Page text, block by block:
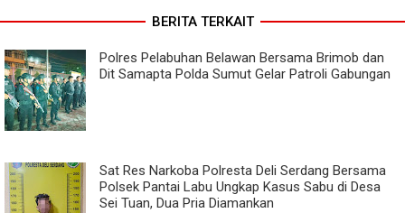
BERITA TERKAIT
Polres Pelabuhan Belawan Bersama Brimob dan
Dit Samapta Polda Sumut Gelar Patroli Gabungan
Sat Res Narkoba Polresta Deli Serdang Bersama
Polsek Pantai Labu Ungkap Kasus Sabu di Desa
Sei Tuan, Dua Pria Diamankan